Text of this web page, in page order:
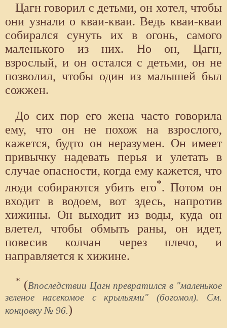
Цагн говорил с детьми, он хотел, чтобы
они узнали о кваи-кваи. Ведь кваи-кваи
собирался сунуть их в огонь, самого
маленького из них. Но он, Цагн,
взрослый, и он остался с детьми, он не
позволил, чтобы один из малышей был
сожжен.
До сих пор его жена часто говорила
ему, что он не похож на взрослого,
кажется, будто он неразумен. Он имеет
привычку надевать перья и улетать в
случае опасности, когда ему кажется, что
люди собираются убить его*. Потом он
входит в водоем, вот здесь, напротив
хижины. Он выходит из воды, куда он
влетел, чтобы обмыть раны, он идет,
повесив колчан через плечо, и
направляется к хижине.
* (Впоследствии Цагн превратился в "маленькое
зеленое насекомое с крыльями" (богомол). См.
концовку № 96.)